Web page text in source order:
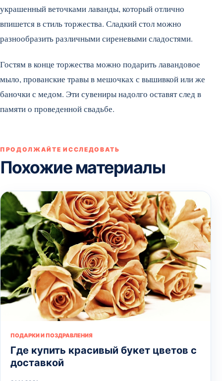
украшенный веточками лаванды, который отлично
впишется в стиль торжества. Сладкий стол можно
разнообразить различными сиреневыми сладостями.
Гостям в конце торжества можно подарить лавандовое
мыло, прованские травы в мешочках с вышивкой или же
баночки с медом. Эти сувениры надолго оставят след в
памяти о проведенной свадьбе.
ПРОДОЛЖАЙТЕ ИССЛЕДОВАТЬ
Похожие материалы
ПОДАРКИ И ПОЗДРАВЛЕНИЯ
Где купить красивый букет цветов с
доставкой